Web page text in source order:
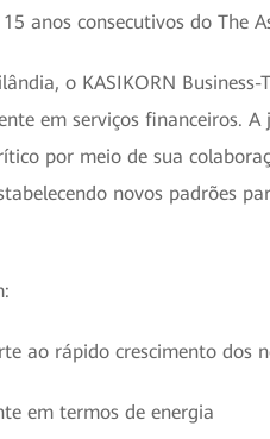
anos consecutivos do The
o KASIKORN Business-
em serviços financeiros. A
por meio de sua
novos padrões
ao rápido crescimento dos
em termos de energia